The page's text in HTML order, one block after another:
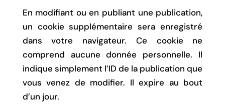
En modifiant ou en publiant une publication,
un cookie supplémentaire sera enregistré
dans votre navigateur. Ce cookie ne
comprend aucune donnée personnelle. Il
indique simplement l’ID de la publication que
vous venez de modifier. Il expire au bout
d’un jour.